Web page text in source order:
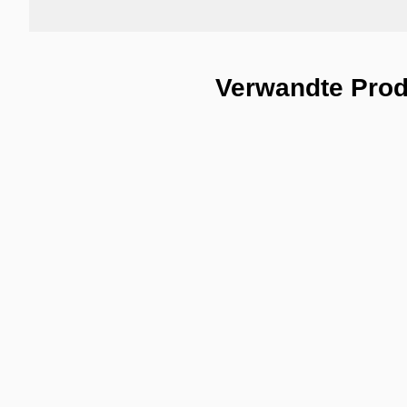
Verwandte